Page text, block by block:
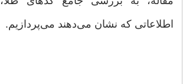
اطلاعاتی که نشان می‌دهند می‌پردازیم.